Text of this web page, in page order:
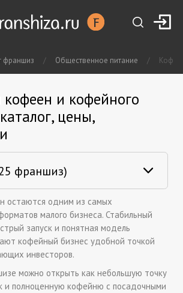
франшиз / Общественное питание /
и кофейного
цены,
остаются одним из самых
малого бизнеса. Стабильный
запуск и понятная модель
кофейный бизнес удобной точкой
инвесторов.
можно открыть как небольшую точку
и полноценную кофейню с посадочными